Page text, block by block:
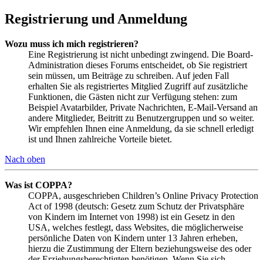
Registrierung und Anmeldung
Wozu muss ich mich registrieren?
Eine Registrierung ist nicht unbedingt zwingend. Die Board-
Administration dieses Forums entscheidet, ob Sie registriert
sein müssen, um Beiträge zu schreiben. Auf jeden Fall
erhalten Sie als registriertes Mitglied Zugriff auf zusätzliche
Funktionen, die Gästen nicht zur Verfügung stehen: zum
Beispiel Avatarbilder, Private Nachrichten, E-Mail-Versand an
andere Mitglieder, Beitritt zu Benutzergruppen und so weiter.
Wir empfehlen Ihnen eine Anmeldung, da sie schnell erledigt
ist und Ihnen zahlreiche Vorteile bietet.
Nach oben
Was ist COPPA?
COPPA, ausgeschrieben Children’s Online Privacy Protection
Act of 1998 (deutsch: Gesetz zum Schutz der Privatsphäre
von Kindern im Internet von 1998) ist ein Gesetz in den
USA, welches festlegt, dass Websites, die möglicherweise
persönliche Daten von Kindern unter 13 Jahren erheben,
hierzu die Zustimmung der Eltern beziehungsweise des oder